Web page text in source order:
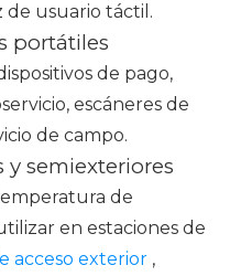
de usuario táctil.
portátiles
de pago,
escáneres de
de campo.
y semiexteriores
de
en estaciones de
acceso exterior ,